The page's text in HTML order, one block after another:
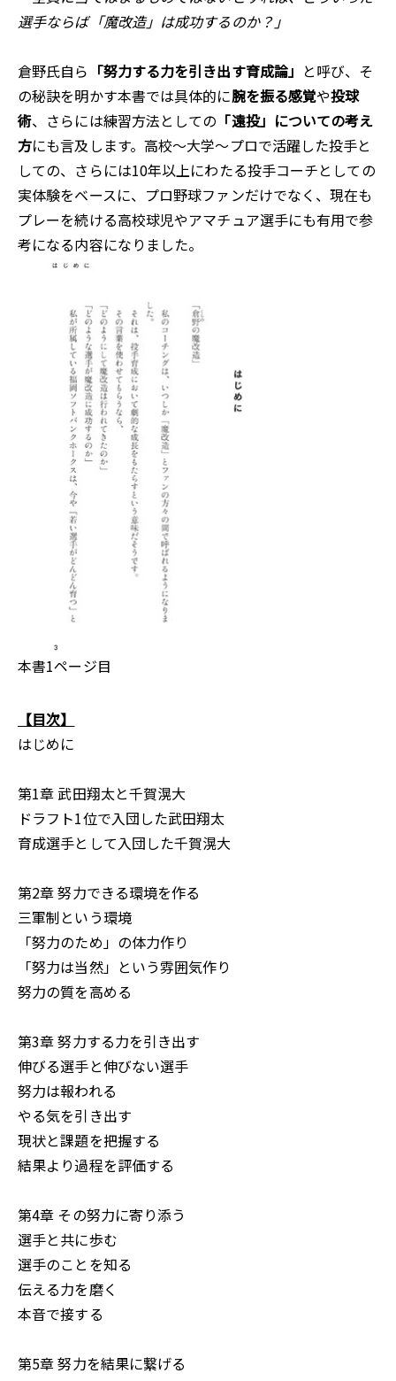
選手ならば「魔改造」は成功するのか？」
倉野氏自ら 「努力する力を引き出す育成論」 と呼び、そ
の秘訣を明かす本書では具体的に腕を振る感覚や投球
術、さらには練習方法としての 「遠投」についての考え
方にも言及します。高校～大学～プロで活躍した投手と
しての、さらには10年以上にわたる投手コーチとしての
実体験をベースに、プロ野球ファンだけでなく、現在も
プレーを続ける高校球児やアマチュア選手にも有用で参
考になる内容になりました。
本書1ページ目
【目次】
はじめに
第1章 武田翔太と千賀滉大
ドラフト1位で入団した武田翔太
育成選手として入団した千賀滉大
第2章 努力できる環境を作る
三軍制という環境
「努力のため」の体力作り
「努力は当然」という雰囲気作り
努力の質を高める
第3章 努力する力を引き出す
伸びる選手と伸びない選手
努力は報われる
やる気を引き出す
現状と課題を把握する
結果より過程を評価する
第4章 その努力に寄り添う
選手と共に歩む
選手のことを知る
伝える力を磨く
本音で接する
第5章 努力を結果に繋げる